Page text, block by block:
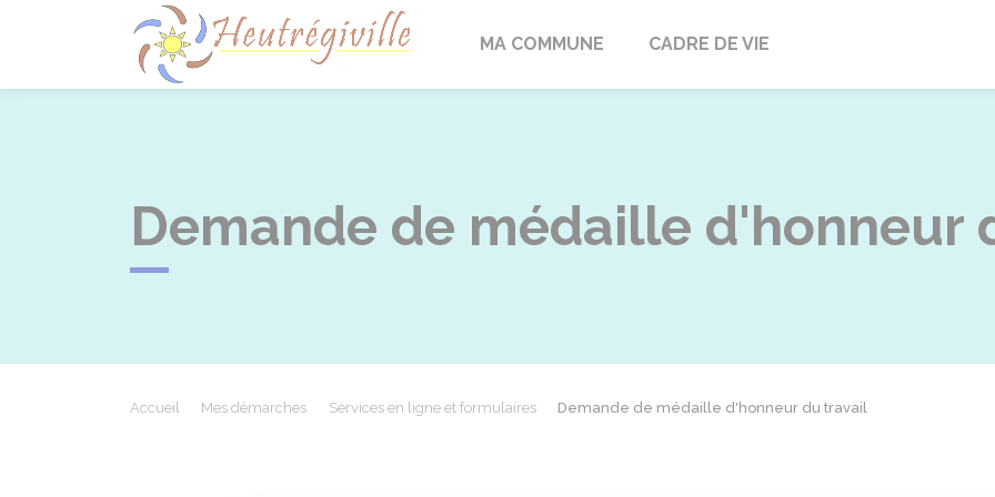
Heutrégiville
MA COMMUNE CADRE DE VIE
Demande de médaille d'honneur
Accueil Mes démarches Services en ligne et formulaires Demande de médaille d'honneur du travail